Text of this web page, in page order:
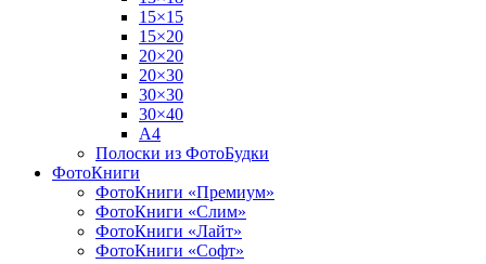
15×15
15×20
20×20
20×30
30×30
30×40
A4
Полоски из ФотоБудки
ФотоКниги
ФотоКниги «Премиум»
ФотоКниги «Слим»
ФотоКниги «Лайт»
ФотоКниги «Софт»